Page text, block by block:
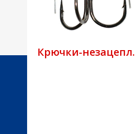
Крючки-незацепл.